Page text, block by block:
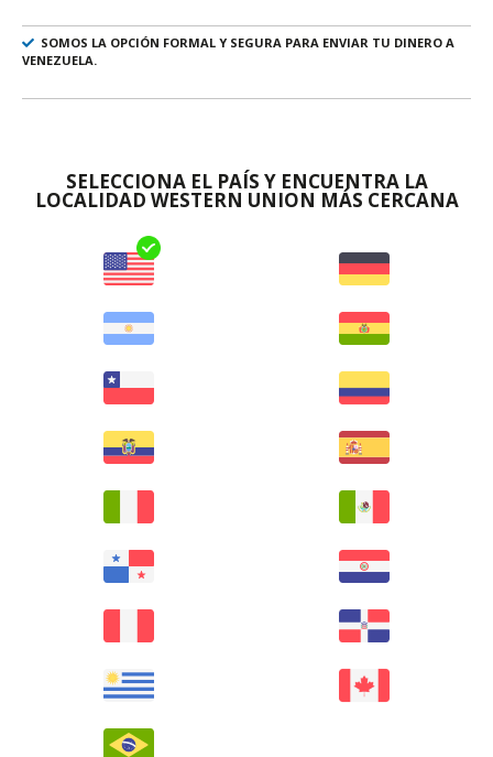
SOMOS LA OPCIÓN FORMAL Y SEGURA PARA ENVIAR TU DINERO A
VENEZUELA.
SELECCIONA EL PAÍS Y ENCUENTRALA
LOCALIDAD WESTERN UNION MÁS CERCANA